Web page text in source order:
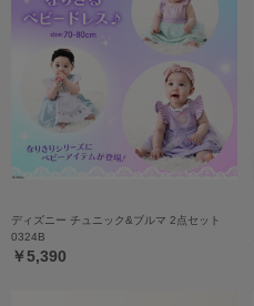
ディズニー チュニック&ブルマ 2点セット
0324B
￥5,390